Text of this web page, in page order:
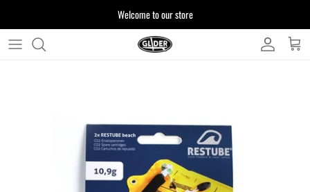
ッ
Welcome to our store
ます
注文について 製品について